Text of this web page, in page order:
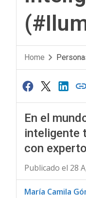
Home
En el
inteligente
con
Publicado el 28
María Camila